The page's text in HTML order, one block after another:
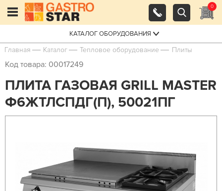
0
КАТАЛОГ ОБОРУДОВАНИЯ
Главная Каталог Тепловое оборудование Плиты
Код товара: 00017249
ПЛИТА ГАЗОВАЯ GRILL MASTER
Ф6ЖТЛСПДГ(П), 50021ПГ